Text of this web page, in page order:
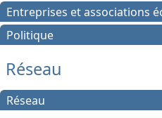
Entreprises et associations
Politique
Réseau
Réseau